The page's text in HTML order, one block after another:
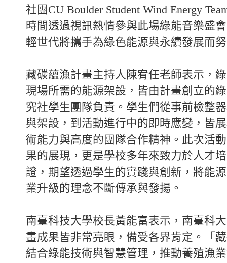
社團CU Boulder Student Wind Energy
時間透過視訊熱情參與此場綠能音樂盛
輕世代將攜手為綠色能源與永續發展而
藏碳蘊漁計畫主持人陳宥任老師表示，
現場所需的能源架設，皆由計畫創立的
究社學生團隊負責。學生們從事前檢整
與架設，到活動進行中的即時應變，皆
術能力與高度的團隊合作精神。此次活
果的展現，更是學校多年來致力於人才
證，期望透過學生的實踐與創新，將能
業升級的理念不斷傳承與發揚。
南臺科技大學校長黃能富表示，南臺科
畫成果皆非常亮眼，備受各界肯定。「
結合綠能技術與智慧管理，推動養殖漁